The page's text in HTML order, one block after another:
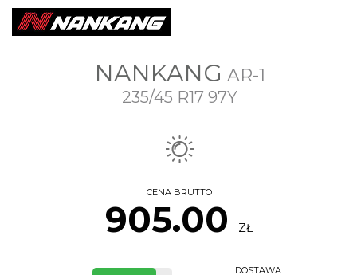
NANKANG AR-1
235/45 R17 97Y
CENA BRUTTO
905.00 ZŁ
DOSTAWA: